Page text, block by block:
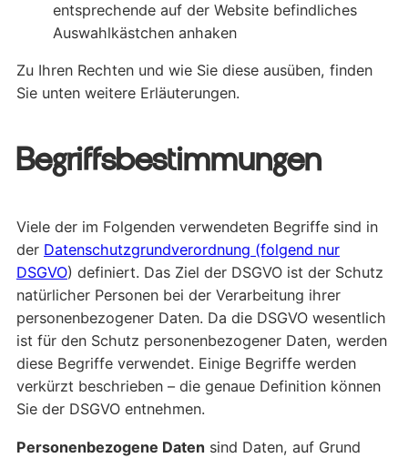
entsprechende auf der Website befindliches
Auswahlkästchen anhaken
Zu Ihren Rechten und wie Sie diese ausüben, finden
Sie unten weitere Erläuterungen.
Begriffsbestimmungen
Viele der im Folgenden verwendeten Begriffe sind in
der Datenschutzgrundverordnung (folgend nur
DSGVO) definiert. Das Ziel der DSGVO ist der Schutz
natürlicher Personen bei der Verarbeitung ihrer
personenbezogener Daten. Da die DSGVO wesentlich
ist für den Schutz personenbezogener Daten, werden
diese Begriffe verwendet. Einige Begriffe werden
verkürzt beschrieben – die genaue Definition können
Sie der DSGVO entnehmen.
Personenbezogene Daten sind Daten, auf Grund